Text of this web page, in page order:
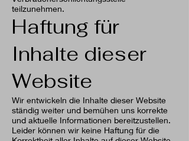
teilzunehmen.
Haftung für
Inhalte dieser
Website
Wir entwickeln die Inhalte dieser Website
ständig weiter und bemühen uns korrekte
und aktuelle Informationen bereitzustellen.
Leider können wir keine Haftung für die